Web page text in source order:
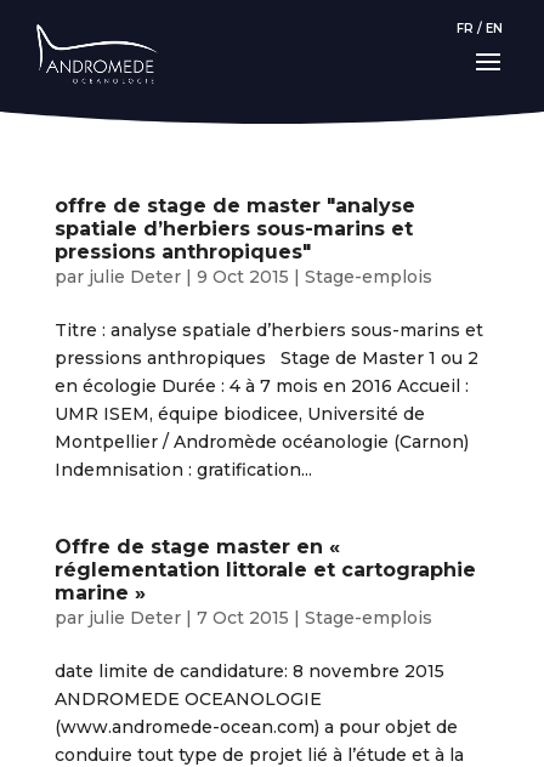
FR / EN
offre de stage de master "analyse
spatiale d’herbiers sous-marins et
pressions anthropiques"
par julie Deter| 9 Oct 2015 | Stage-emplois
Titre : analyse spatiale d’herbiers sous-marins et
pressions anthropiques Stage de Master 1 ou 2
en écologie Durée : 4 à 7 mois en 2016 Accueil :
UMR ISEM, équipe biodicee, Université de
Montpellier / Andromède océanologie (Carnon)
Indemnisation : gratification...
Offre de stage master en «
réglementation littorale et cartographie
marine »
par julie Deter| 7 Oct 2015 | Stage-emplois
date limite de candidature: 8 novembre 2015
ANDROMEDE OCEANOLOGIE
(www.andromede-ocean.com) a pour objet de
conduire tout type de projet lié à l’étude et à la